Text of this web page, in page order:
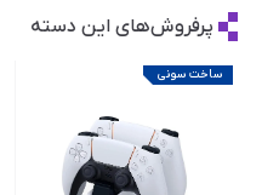
پرفروش‌های این دسته
ساخت سونی